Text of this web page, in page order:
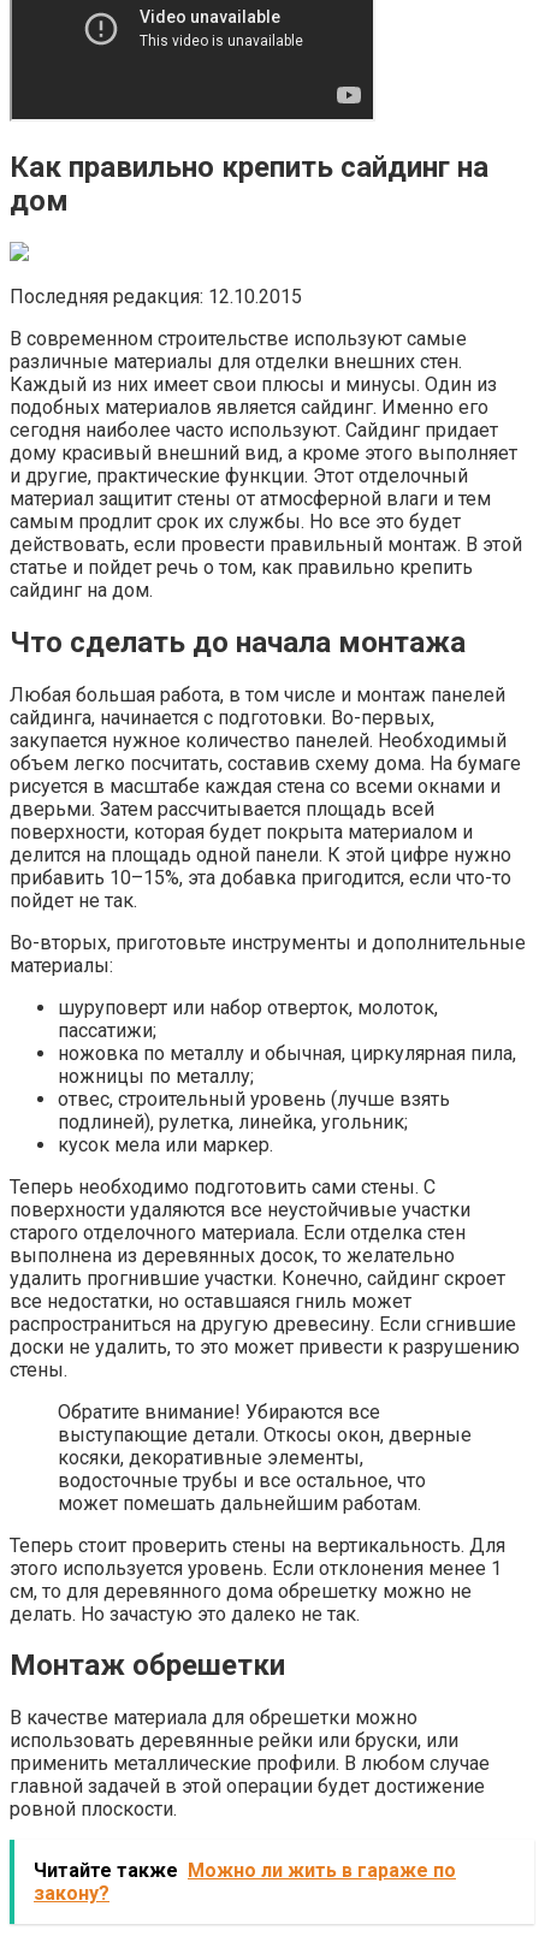
Как правильно крепить сайдинг на
дом
Последняя редакция: 12.10.2015
В современном строительстве используют самые
различные материалы для отделки внешних стен.
Каждый из них имеет свои плюсы и минусы. Один из
подобных материалов является сайдинг. Именно его
сегодня наиболее часто используют. Сайдинг придает
дому красивый внешний вид, а кроме этого выполняет
и другие, практические функции. Этот отделочный
материал защитит стены от атмосферной влаги и тем
самым продлит срок их службы. Но все это будет
действовать, если провести правильный монтаж. В этой
статье и пойдет речь о том, как правильно крепить
сайдинг на дом.
Что сделать до начала монтажа
Любая большая работа, в том числе и монтаж панелей
сайдинга, начинается с подготовки. Во-первых,
закупается нужное количество панелей. Необходимый
объем легко посчитать, составив схему дома. На бумаге
рисуется в масштабе каждая стена со всеми окнами и
дверьми. Затем рассчитывается площадь всей
поверхности, которая будет покрыта материалом и
делится на площадь одной панели. К этой цифре нужно
прибавить 10–15%, эта добавка пригодится, если что-то
пойдет не так.
Во-вторых, приготовьте инструменты и дополнительные
материалы:
шуруповерт или набор отверток, молоток,
пассатижи;
ножовка по металлу и обычная, циркулярная пила,
ножницы по металлу;
отвес, строительный уровень (лучше взять
подлиней), рулетка, линейка, угольник;
кусок мела или маркер.
Теперь необходимо подготовить сами стены. С
поверхности удаляются все неустойчивые участки
старого отделочного материала. Если отделка стен
выполнена из деревянных досок, то желательно
удалить прогнившие участки. Конечно, сайдинг скроет
все недостатки, но оставшаяся гниль может
распространиться на другую древесину. Если сгнившие
доски не удалить, то это может привести к разрушению
стены.
Обратите внимание! Убираются все
выступающие детали. Откосы окон, дверные
косяки, декоративные элементы,
водосточные трубы и все остальное, что
может помешать дальнейшим работам.
Теперь стоит проверить стены на вертикальность. Для
этого используется уровень. Если отклонения менее 1
см, то для деревянного дома обрешетку можно не
делать. Но зачастую это далеко не так.
Монтаж обрешетки
В качестве материала для обрешетки можно
использовать деревянные рейки или бруски, или
применить металлические профили. В любом случае
главной задачей в этой операции будет достижение
ровной плоскости.
Читайте также
Можно ли жить в гараже по
закону?